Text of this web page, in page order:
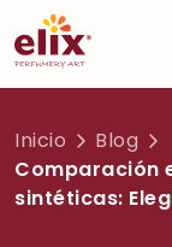
Inicio
Blog
Comparación
sintéticas: